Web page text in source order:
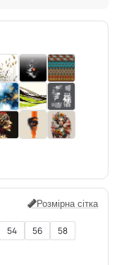
Розмірна сітка
54 56
58